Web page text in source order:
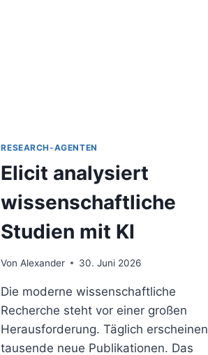
RESEARCH-AGENTEN
Elicit analysiert
wissenschaftliche
Studien mit KI
Von Alexander 30. Juni 2026
Die moderne wissenschaftliche
Recherche steht vor einer großen
Herausforderung. Täglich erscheinen
tausende neue Publikationen. Das